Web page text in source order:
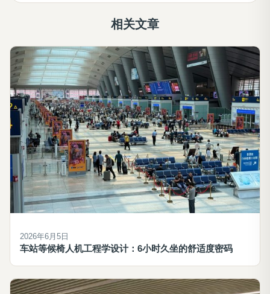
相关文章
2026年6月5日
车站等候椅人机工程学设计：6小时久坐的舒适度密码